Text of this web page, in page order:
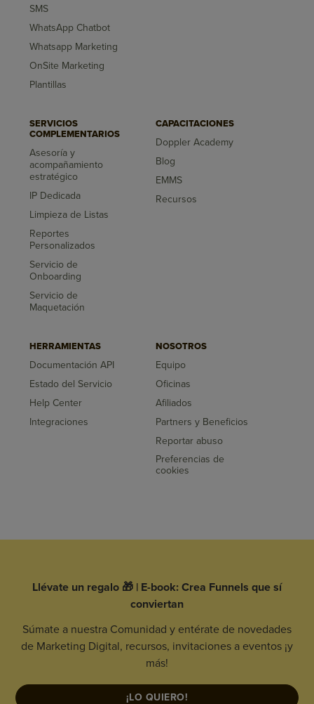
SMS
WhatsApp Chatbot
Whatsapp Marketing
OnSite Marketing
Plantillas
SERVICIOS
COMPLEMENTARIOS
Asesoría y
acompañamiento
estratégico
IP Dedicada
Limpieza de Listas
Reportes
Personalizados
Servicio de
Onboarding
Servicio de
Maquetación
CAPACITACIONES
Doppler Academy
Blog
EMMS
Recursos
HERRAMIENTAS
Documentación API
Estado del Servicio
Help Center
Integraciones
NOSOTROS
Equipo
Oficinas
Afiliados
Partners y Beneficios
Reportar abuso
Preferencias de
cookies
Llévate un regalo 🎁 | E-book: Crea Funnels que sí
conviertan
Súmate a nuestra Comunidad y entérate de novedades
de Marketing Digital, recursos, invitaciones a eventos ¡y
más!
¡LO QUIERO!